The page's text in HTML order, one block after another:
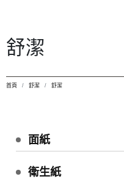
舒潔
首頁 舒潔 舒潔
面紙
衛生紙